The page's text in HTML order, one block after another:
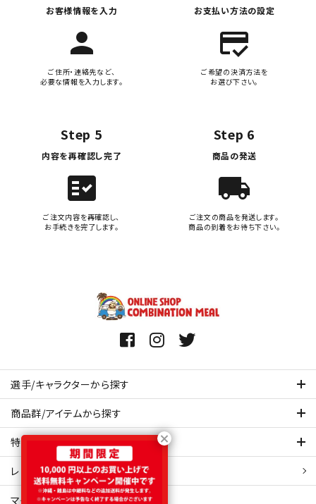
お客様情報を入力
person
ご住所・連絡先など、
必要な情報を入力します。
お支払い方法の設定
credit_score
ご希望の決済方法を
お選び下さい。
Step 5
内容を再確認し完了
fact_check
ご注文内容を再確認し、
お手続きを完了します。
Step 6
商品の発送
local_shipping
ご注文の商品を発送します。
商品の到着をお待ち下さい。
選手/キャラクターから探す
商品群/アイテムから探す
特集ページを見てみる
レビュー・口コミ 一覧ページ
マイアカウント